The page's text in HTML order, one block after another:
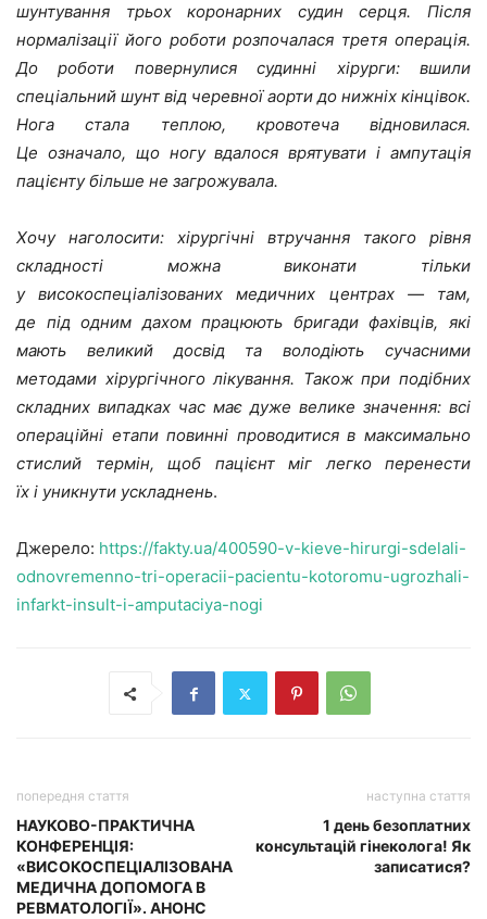
шунтування трьох коронарних судин серця. Після
нормалізації його роботи розпочалася третя операція.
До роботи повернулися судинні хірурги: вшили
спеціальний шунт від черевної аорти до нижніх кінцівок.
Нога стала теплою, кровотеча відновилася.
Це означало, що ногу вдалося врятувати і ампутація
пацієнту більше не загрожувала.
Хочу наголосити: хірургічні втручання такого рівня
складності можна виконати тільки
у високоспеціалізованих медичних центрах — там,
де під одним дахом працюють бригади фахівців, які
мають великий досвід та володіють сучасними
методами хірургічного лікування. Також при подібних
складних випадках час має дуже велике значення: всі
операційні етапи повинні проводитися в максимально
стислий термін, щоб пацієнт міг легко перенести
їх і уникнути ускладнень.
Джерело: https://fakty.ua/400590-v-kieve-hirurgi-sdelali-
odnovremenno-tri-operacii-pacientu-kotoromu-ugrozhali-
infarkt-insult-i-amputaciya-nogi
попередня стаття
НАУКОВО-ПРАКТИЧНА
КОНФЕРЕНЦІЯ:
«ВИСОКОСПЕЦІАЛІЗОВАНА
МЕДИЧНА ДОПОМОГА В
РЕВМАТОЛОГІЇ». АНОНС
наступна стаття
1 день безоплатних
консультацій гінеколога! Як
записатися?